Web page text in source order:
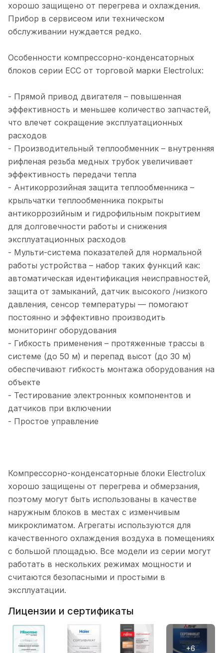
хорошо защищено от перегрева и охлаждения.
Прибор в сервисеом или техническом
обслуживании нуждается редко.
Особенности компрессорно-конденсаторных
блоков серии ECC от торговой марки Electrolux:
- Прямой привод двигателя – повышенная
эффективность и меньшее количество запчастей,
что влечет сокращение эксплуатационных
расходов
- Производительный теплообменник – внутренняя
рифленая резьба медных трубок увеличивает
эффективность передачи тепла
- Антикоррозийная защита теплообменника –
крыльчатки теплообменника покрыты
антикоррозийным и гидрофильным покрытием
для долговечности работы и снижения
эксплуатационных расходов
- Мульти-система показателей для нормальной
работы устройства – набор таких функций как:
автоматическая идентификация неисправностей,
защита от замыканий, датчик высокого /низкого
давления, сенсор температуры — помогают
постоянно и эффективно производить
мониторинг оборудования
- Гибкость применения – протяженные трассы в
системе (до 50 м) и перепад высот (до 30 м)
обеспечивают гибкость монтажа оборудования на
объекте
- Тестирование электронных компонентов и
датчиков при включении
- Простое управление
Компрессорно-конденсаторные блоки Electrolux
хорошо защищены от перегрева и обмерзания,
поэтому могут быть использованы в качестве
наружным блоков в местах с изменчивым
микроклиматом. Агрегаты используются для
качественного охлаждения воздуха в помещениях
с большой площадью. Все модели из серии могут
работать в нескольких режимах мощности и
считаются безопасными и простыми в
эксплуатации.
Лицензии и сертификаты